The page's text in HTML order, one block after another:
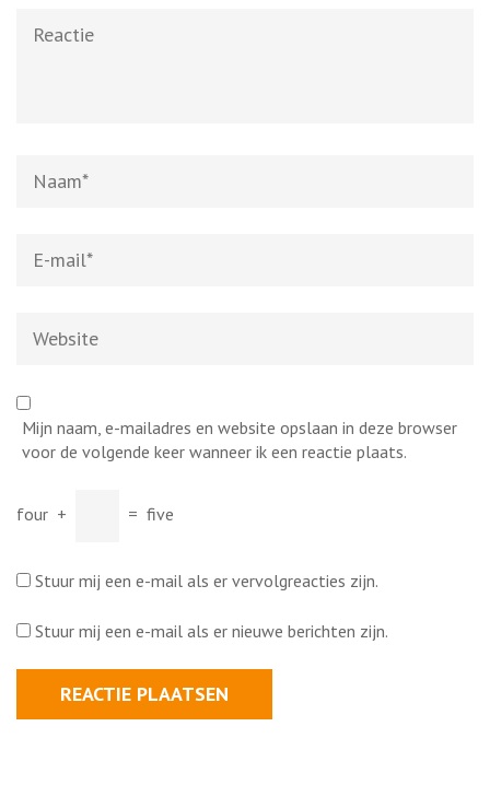
mail*
Mijn naam, e-mailadres en website opslaan in deze browser
voor de volgende keer wanneer ik een reactie plaats.
four + = five
Stuur mij een e-mail als er vervolgreacties zijn.
Stuur mij een e-mail als er nieuwe berichten zijn.